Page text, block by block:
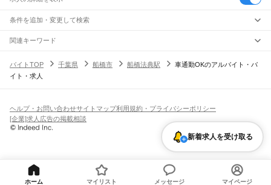
条件を追加・変更して検索
市区町村を追加・変更
千葉県すべて
千葉市
旭市習志野市柏市勝浦市市原市流山市八千代市我孫子市鴨川市鎌ケ谷市
君津市富津市浦安市 印西市白井市富里市南房総市
匝瑳市香取市 印旛郡 香取郡山武郡 長生郡夷隅郡
駅を追加・変更
JR中央・総武線
市川駅本八幡駅下総中山駅 津田沼駅幕張本郷駅幕張駅
新検見川駅
南酒々井駅
日向駅 横芝駅飯倉駅 干潟駅
飯岡駅倉橋駅 松岸駅銚子駅
職種を追加・変更
飲食・フードサービスすべて
ホールスタッフキッチンスタッフ
パン屋（ベーカリー）
バー（BAR）・バーテンダー
飲食店（店長・マネージャー）
営業テレフォンアポインター（テレアポ） ルートセールス
フードカウンター販売員
アパレル
家電量販店・携帯販売（携帯ショップ）
人気
日払いOK高校生歓迎 髪型・髪色自由
留学生・外国人活躍中
シフト
土日祝のみOK
平日のみOK週1日からOK 週2・3日からOK 週4日以上OK
雇用形態を追加・変更
派遣社員
業務委託
関連キーワード
バイトTOP
千葉県 船橋市 船橋法典駅
車通勤OKのアルバイト・バ
イト・求人
新着求人を受け取る
ヘルプ・お問い合わせサイトマップ利用規約・プライバシーポリシー
[企業]求人広告の掲載相談
ホーム マイリスト メッセージ マイページ